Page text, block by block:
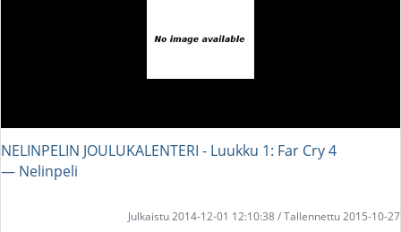
NELINPELIN JOULUKALENTERI - Luukku 1: Far Cry 4
― Nelinpeli
Julkaistu 2014-12-01 12:10:38 / Tallennettu 2015-10-27